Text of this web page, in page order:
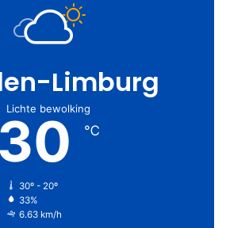
Limburg
Lichte bewolking
30 ℃
30º - 20º
33%
6.63 km/h